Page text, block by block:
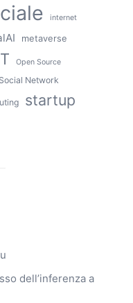
internet
metaverse
Open Source
Social Network
startup
dell’inferenza a